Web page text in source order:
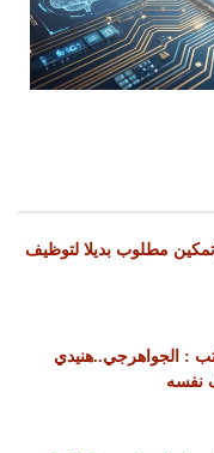
مطلوب بديلا لتوظيف
: الجواهرجي..هنيدي
نفسه